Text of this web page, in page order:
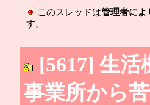
このスレッドは管理者によ
す。
[5617] 生
事業所から